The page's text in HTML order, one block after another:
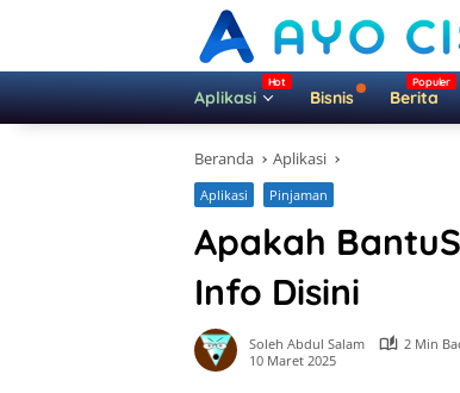
Aplikasi Bisnis Berita
Beranda Aplikasi
Aplikasi Pinjaman
Apakah
Info Disini
Soleh Abdul Salam
2 Min
10 Maret 2025